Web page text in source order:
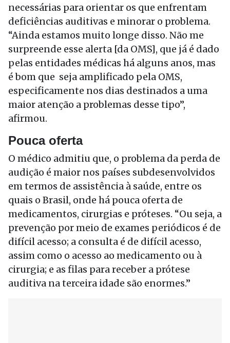
necessárias para orientar os que enfrentam
deficiências auditivas e minorar o problema.
“Ainda estamos muito longe disso. Não me
surpreende esse alerta [da OMS], que já é dado
pelas entidades médicas há alguns anos, mas
é bom que seja amplificado pela OMS,
especificamente nos dias destinados a uma
maior atenção a problemas desse tipo”,
afirmou.
Pouca oferta
O médico admitiu que, o problema da perda de
audição é maior nos países subdesenvolvidos
em termos de assistência à saúde, entre os
quais o Brasil, onde há pouca oferta de
medicamentos, cirurgias e próteses. “Ou seja, a
prevenção por meio de exames periódicos é de
difícil acesso; a consulta é de difícil acesso,
assim como o acesso ao medicamento ou à
cirurgia; e as filas para receber a prótese
auditiva na terceira idade são enormes.”